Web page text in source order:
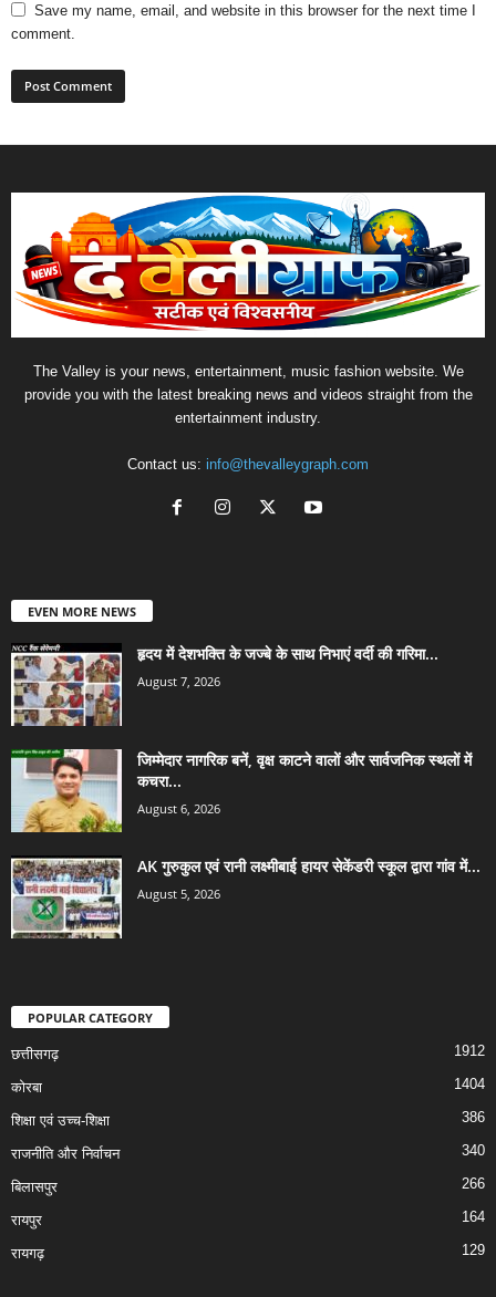
Save my name, email, and website in this browser for the next time I
comment.
The Valley is your news, entertainment, music fashion website. We
provide you with the latest breaking news and videos straight from the
entertainment industry.
Contact us: info@thevalleygraph.com
EVEN MORE NEWS
हृदय में देशभक्ति के जज्बे के साथ निभाएं वर्दी की गरिमा...
August 7, 2026
जिम्मेदार नागरिक बनें, वृक्ष काटने वालों और सार्वजनिक स्थलों में
कचरा...
August 6, 2026
AK गुरुकुल एवं रानी लक्ष्मीबाई हायर सेकेंडरी स्कूल द्वारा गांव में...
August 5, 2026
POPULAR CATEGORY
छत्तीसगढ़ 1912
कोरबा 1404
शिक्षा एवं उच्च-शिक्षा 386
राजनीति और निर्वाचन 340
बिलासपुर 266
रायपुर 164
रायगढ़ 129